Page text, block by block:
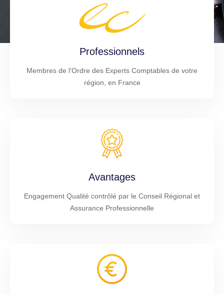
Professionnels
Membres de l'Ordre des Experts Comptables de votre
région, en France
Avantages
Engagement Qualité contrôlé par le Conseil Régional et
Assurance Professionnelle